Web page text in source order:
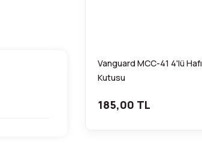
Vanguard MCC-41 4'lü
Kutusu
185,00 TL